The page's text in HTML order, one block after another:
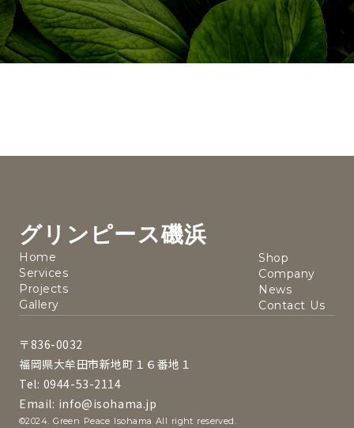
グリンピース磯浜
Home
Services
Projects
Gallery
Shop
Company
News
Contact Us
〒836-0032
福岡県大牟田市新地町１６番地１
Tel: 0944-53-2114
Email: info@isohama.jp
©2024. Green Peace Isohama All right reserved.